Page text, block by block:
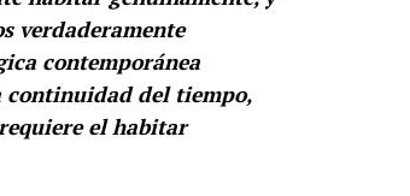
verdaderamente
contemporánea
continuidad del tiempo,
el habitar